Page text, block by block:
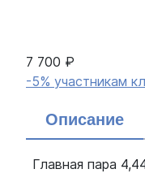
7 700 ₽
-5% участникам
Описание
Главная пара